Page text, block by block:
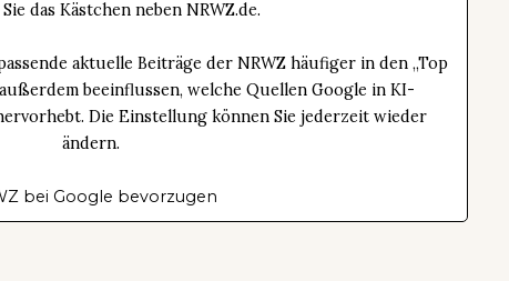
das Kästchen neben NRWZ.de.
aktuelle Beiträge der NRWZ häufiger in den „Top
beeinflussen, welche Quellen Google in KI-
Die Einstellung können Sie jederzeit wieder
ändern.
bei Google bevorzugen